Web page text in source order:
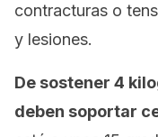
contracturas o
y lesiones.
De sostener 4
deben soportar